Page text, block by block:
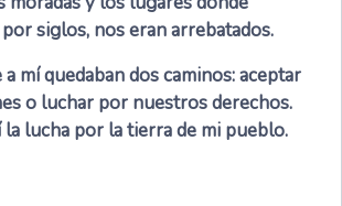
siglos, nos eran arrebatados.
mí quedaban dos caminos: aceptar
o luchar por nuestros derechos.
lucha por la tierra de mi pueblo.